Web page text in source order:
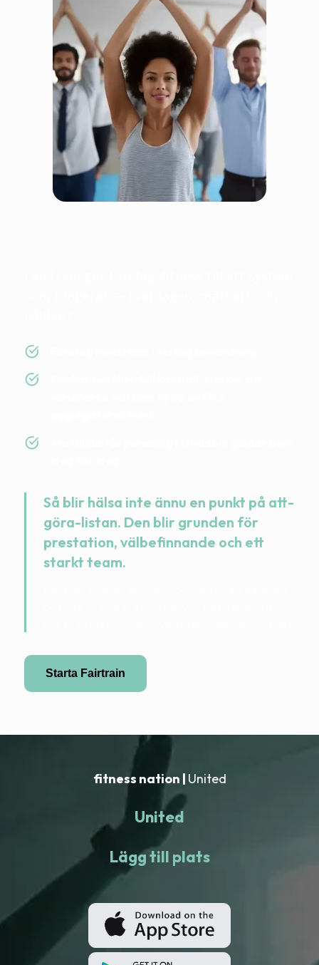
Så blir hälsa inte ännu en punkt på att-
göra-listan. Den blir grunden för
prestation, välbefinnande och ett
starkt team.
Starta Fairtrain
fitness nation | United
United
Lägg till plats